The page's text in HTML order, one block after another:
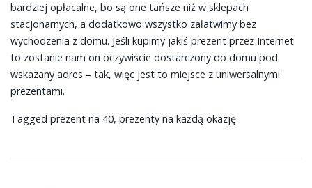
bardziej opłacalne, bo są one tańsze niż w sklepach
stacjonarnych, a dodatkowo wszystko załatwimy bez
wychodzenia z domu. Jeśli kupimy jakiś prezent przez Internet
to zostanie nam on oczywiście dostarczony do domu pod
wskazany adres – tak, więc jest to miejsce z uniwersalnymi
prezentami.
Tagged prezent na 40, prezenty na każdą okazję